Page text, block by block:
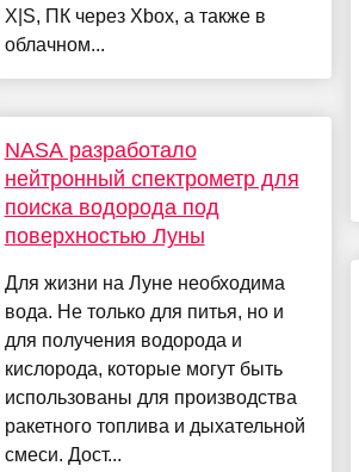
X|S, ПК через Xbox, а также в
облачном...
NASA разработало
нейтронный спектрометр для
поиска водорода под
поверхностью Луны
Для жизни на Луне необходима
вода. Не только для питья, но и
для получения водорода и
кислорода, которые могут быть
использованы для производства
ракетного топлива и дыхательной
смеси. Дост...